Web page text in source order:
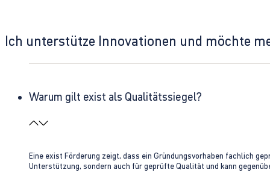
Ich unterstütze Innovationen und möchte
Warum gilt exist als Qualitätssiegel?
Eine exist Förderung zeigt, dass ein Gründungsvorhaben fachlich
Unterstützung, sondern auch für geprüfte Qualität und kann